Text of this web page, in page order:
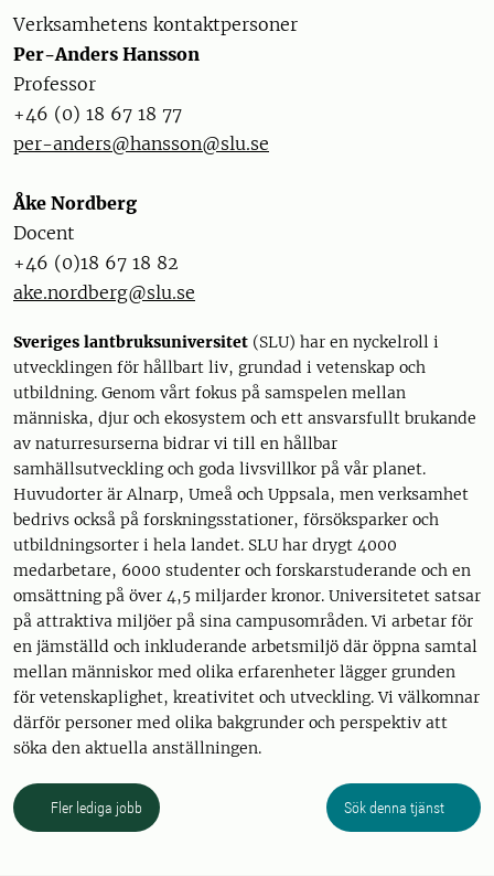
Verksamhetens kontaktpersoner
Per-Anders Hansson
Professor
+46 (0) 18 67 18 77
per-anders@hansson@slu.se
Åke Nordberg
Docent
+46 (0)18 67 18 82
ake.nordberg@slu.se
Sveriges lantbruksuniversitet (SLU) har en nyckelroll i
utvecklingen för hållbart liv, grundad i vetenskap och
utbildning. Genom vårt fokus på samspelen mellan
människa, djur och ekosystem och ett ansvarsfullt brukande
av naturresurserna bidrar vi till en hållbar
samhällsutveckling och goda livsvillkor på vår planet.
Huvudorter är Alnarp, Umeå och Uppsala, men verksamhet
bedrivs också på forskningsstationer, försöksparker och
utbildningsorter i hela landet. SLU har drygt 4000
medarbetare, 6000 studenter och forskarstuderande och en
omsättning på över 4,5 miljarder kronor. Universitetet satsar
på attraktiva miljöer på sina campusområden. Vi arbetar för
en jämställd och inkluderande arbetsmiljö där öppna samtal
mellan människor med olika erfarenheter lägger grunden
för vetenskaplighet, kreativitet och utveckling. Vi välkomnar
därför personer med olika bakgrunder och perspektiv att
söka den aktuella anställningen.
Fler lediga jobb Sök denna tjänst